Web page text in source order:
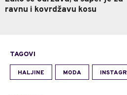
ravnu i kovrdžavu kosu
TAGOVI
HALJINE MODA